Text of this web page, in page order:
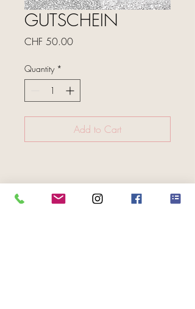
GUTSCHEIN
CHF 50.00Price
Quantity *
Add to Cart
FOLGE UNS